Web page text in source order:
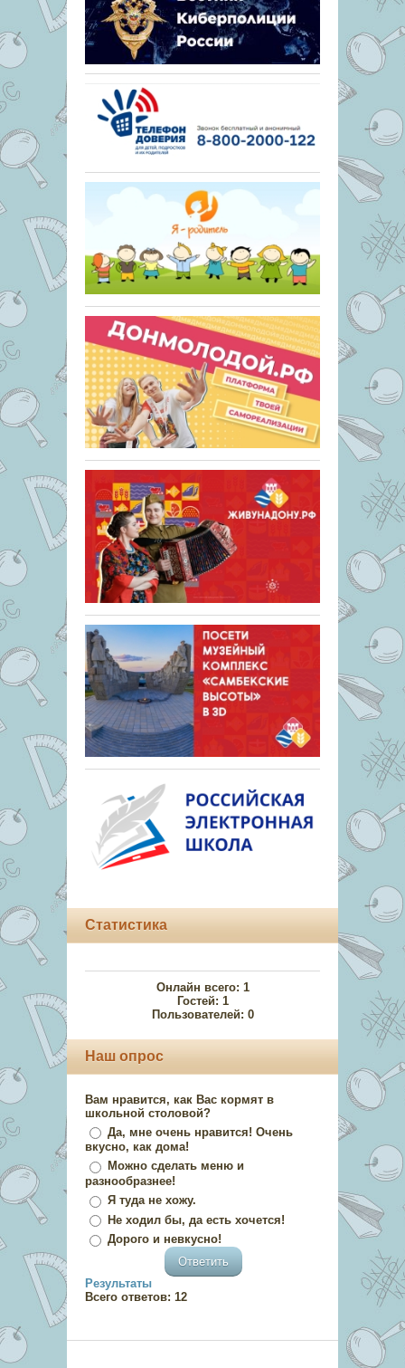
Статистика
Онлайн всего: 1
Гостей: 1
Пользователей: 0
Наш опрос
Вам нравится, как Вас кормят в
школьной столовой?
Да, мне очень нравится! Очень
вкусно, как дома!
Можно сделать меню и
разнообразнее!
Я туда не хожу.
Не ходил бы, да есть хочется!
Дорого и невкусно!
Результаты
Всего ответов: 12